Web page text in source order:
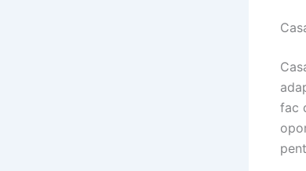
fac